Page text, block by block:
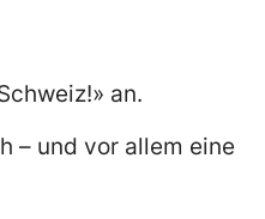
an.
– und vor allem eine